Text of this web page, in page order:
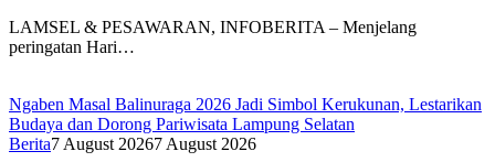
LAMSEL & PESAWARAN, INFOBERITA – Menjelang
peringatan Hari…
Ngaben Masal Balinuraga 2026 Jadi Simbol Kerukunan, Lestarikan
Budaya dan Dorong Pariwisata Lampung Selatan
Berita7 August 20267 August 2026